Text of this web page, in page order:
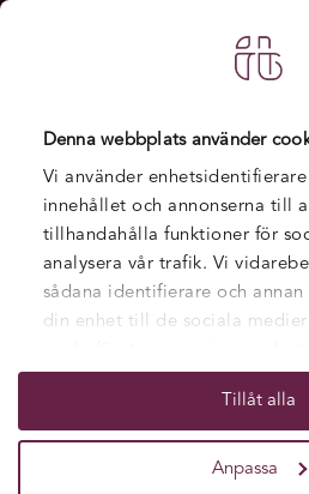
Denna webbplats använder
Vi använder
innehållet och annonserna till
tillhandahålla funktioner för
analysera vår trafik. Vi
sådana identifierare och
din enhet till de sociala medier
information som du har
de har samlat in när du har
Tillåt alla
Anpassa